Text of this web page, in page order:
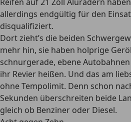
allerdings endgültig für den
disqualifiziert.
Dort zieht’s die beiden
mehr hin, sie haben holprige
schnurgerade, ebene
ihr Revier heißen. Und das am
ohne Tempolimit. Denn schon
Sekunden überschreiten beide
gleich ob Benziner oder Diesel.